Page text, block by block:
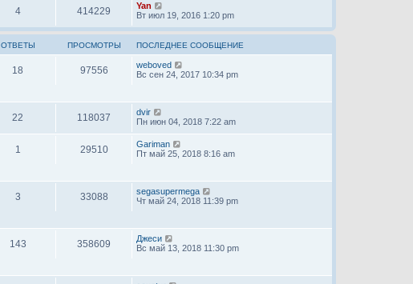
4 414229
Yan
Вт июл 19, 2016 1:20 pm
ОТВЕТЫ ПРОСМОТРЫ ПОСЛЕДНЕЕ СООБЩЕНИЕ
18 97556
weboved
Вс сен 24, 2017 10:34 pm
22 118037
dvir
Пн июн 04, 2018 7:22 am
1 29510
Gariman
Пт май 25, 2018 8:16 am
3 33088
segasupermega
Чт май 24, 2018 11:39 pm
143 358609
Джеси
Вс май 13, 2018 11:30 pm